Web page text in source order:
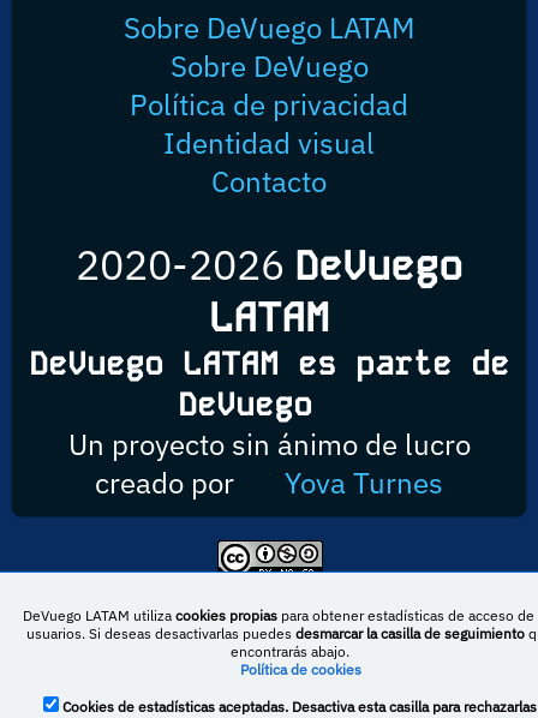
Sobre DeVuego LATAM
Sobre DeVuego
Política de privacidad
Identidad visual
Contacto
2020-2026 DeVuego
LATAM
DeVuego LATAM es parte de
DeVuego
Un proyecto sin ánimo de lucro
creado por
Yova Turnes
DeVuego LATAM utiliza cookies propiaspara obtener estadísticas de acceso de
usuarios. Si deseas desactivarlas puedes desmarcar la casilla de seguimiento
encontrarás abajo.
Política de cookies
Cookies de estadísticas aceptadas. Desactiva esta casilla para